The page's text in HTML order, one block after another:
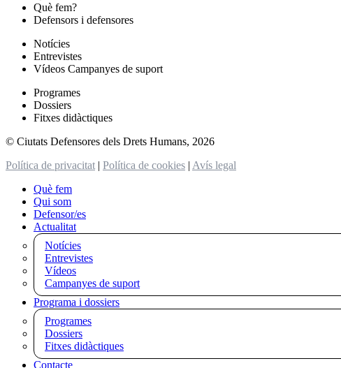
Què fem?
Defensors i defensores
Notícies
Entrevistes
Vídeos Campanyes de suport
Programes
Dossiers
Fitxes didàctiques
© Ciutats Defensores dels Drets Humans, 2026
Política de privacitat | Política de cookies | Avís legal
Què fem
Qui som
Defensor/es
Actualitat
Notícies
Entrevistes
Vídeos
Campanyes de suport
Programa i dossiers
Programes
Dossiers
Fitxes didàctiques
Contacte